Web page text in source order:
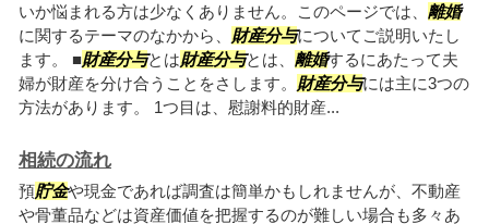
いか悩まれる方は少なくありません。このページでは、 離婚
に関するテーマのなかから、 財産分与についてご説明いたし
ます。 ■財産分与とは財産分与とは、 離婚するにあたって夫
婦が財産を分け合うことをさします。 財産分与には主に3つの
方法があります。 1つ目は、慰謝料的財産...
相続の流れ
預貯金や現金であれば調査は簡単かもしれませんが、不動産
や骨董品などは資産価値を把握するのが難しい場合も多々あ